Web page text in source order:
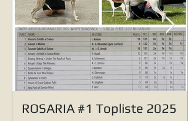
ROSARIA #1 Topliste 2025